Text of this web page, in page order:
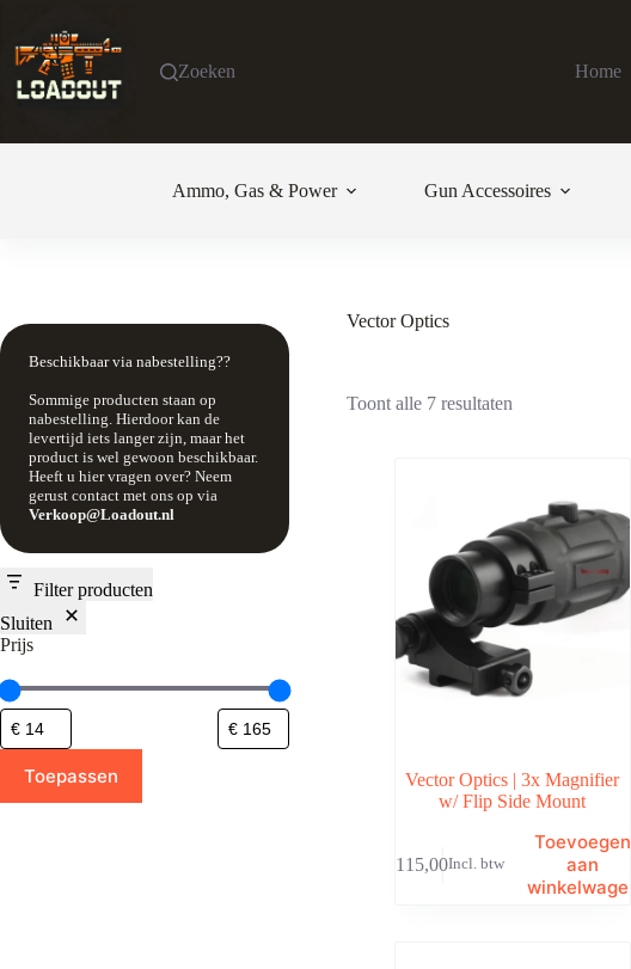
de
inhoud
Zoeken Home
Ammo, Gas & Power Gun Accessoires
Vector Optics
Toont alle 7 resultaten
Vector Optics | 3x Magnifier
w/ Flip Side Mount
115,00Incl. btw
Toevoegen
aan
winkelwagen
Beschikbaar via nabestelling??
Sommige producten staan op
nabestelling. Hierdoor kan de
levertijd iets langer zijn, maar het
product is wel gewoon beschikbaar.
Heeft u hier vragen over? Neem
gerust contact met ons op via
Verkoop@Loadout.nl
Filter producten
Sluiten
Prijs
Toepassen